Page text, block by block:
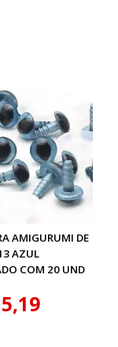
AMIGURUMI DE
AZUL
COM 20 UND